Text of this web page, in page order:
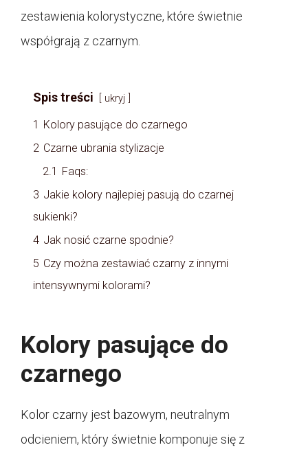
zestawienia kolorystyczne, które świetnie
współgrają z czarnym.
Spis treści ukryj
1
Kolory pasujące do czarnego
2 Czarne ubrania stylizacje
2.1
Faqs:
3 Jakie kolory najlepiej pasują do czarnej
sukienki?
4 Jak nosić czarne spodnie?
5 Czy można zestawiać czarny z innymi
intensywnymi kolorami?
Kolory pasujące do
czarnego
Kolor czarny jest bazowym, neutralnym
odcieniem, który świetnie komponuje się z